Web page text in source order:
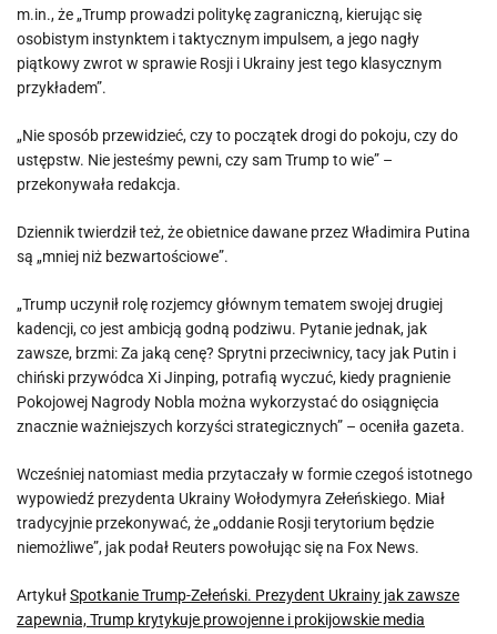
m.in., że „Trump prowadzi politykę zagraniczną, kierując się
osobistym instynktem i taktycznym impulsem, a jego nagły
piątkowy zwrot w sprawie Rosji i Ukrainy jest tego klasycznym
przykładem”.
„Nie sposób przewidzieć, czy to początek drogi do pokoju, czy do
ustępstw. Nie jesteśmy pewni, czy sam Trump to wie” –
przekonywała redakcja.
Dziennik twierdził też, że obietnice dawane przez Władimira Putina
są „mniej niż bezwartościowe”.
„Trump uczynił rolę rozjemcy głównym tematem swojej drugiej
kadencji, co jest ambicją godną podziwu. Pytanie jednak, jak
zawsze, brzmi: Za jaką cenę? Sprytni przeciwnicy, tacy jak Putin i
chiński przywódca Xi Jinping, potrafią wyczuć, kiedy pragnienie
Pokojowej Nagrody Nobla można wykorzystać do osiągnięcia
znacznie ważniejszych korzyści strategicznych” – oceniła gazeta.
Wcześniej natomiast media przytaczały w formie czegoś istotnego
wypowiedź prezydenta Ukrainy Wołodymyra Zełeńskiego. Miał
tradycyjnie przekonywać, że „oddanie Rosji terytorium będzie
niemożliwe”, jak podał Reuters powołując się na Fox News.
ArtykułSpotkanie Trump-Zełeński. Prezydent Ukrainy jak zawsze
zapewnia, Trump krytykuje prowojenne i prokijowskie media